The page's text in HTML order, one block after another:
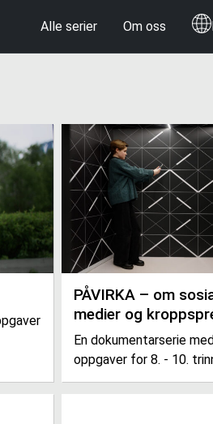
Alle serier Om oss
PÅVIRKA – om
medier og
En dokumentarserie
oppgaver for 8. - 10.